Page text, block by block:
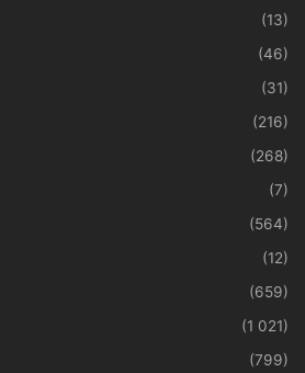
(13)
(46)
(31)
(216)
(268)
(7)
(564)
(12)
(659)
(1 021)
(799)